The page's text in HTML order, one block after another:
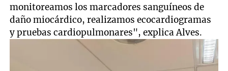
monitoreamos los marcadores sanguíneos de
daño miocárdico, realizamos ecocardiogramas
y pruebas cardiopulmonares", explica Alves.